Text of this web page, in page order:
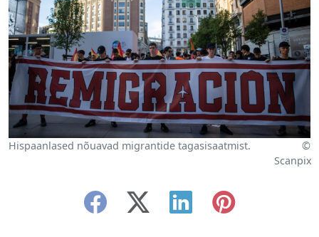
Hispaanlased nõuavad migrantide tagasisaatmist.
©
Scanpix